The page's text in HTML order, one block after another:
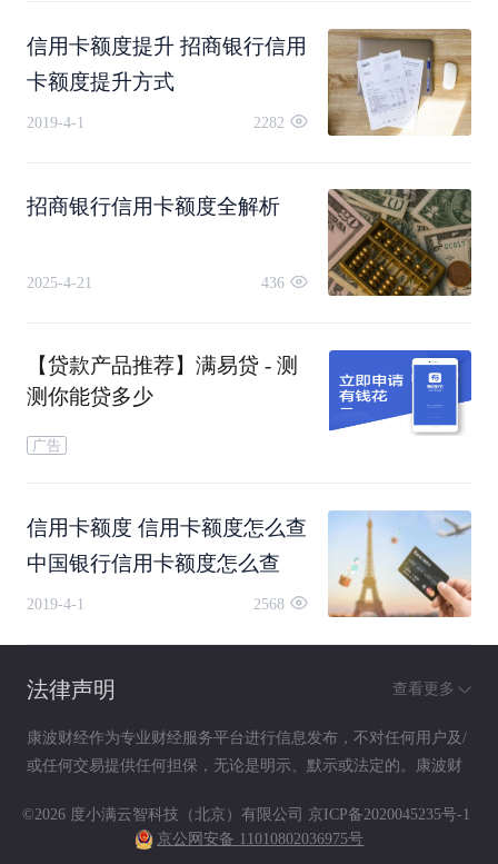
信用卡额度提升 招商银行信用
卡额度提升方式
2019-4-1 2282
招商银行信用卡额度全解析
2025-4-21 436
【贷款产品推荐】满易贷 - 测
测你能贷多少
广告
信用卡额度 信用卡额度怎么查
中国银行信用卡额度怎么查
2019-4-1 2568
法律声明 查看更多
康波财经作为专业财经服务平台进行信息发布，不对任何用户及/
或任何交易提供任何担保，无论是明示、默示或法定的。康波财
链接）仅供参考（如：历史或预期收益不代表实际收益），不作
为任何法律文件，亦不构成任何邀约、投资建议或承诺，用户应
©2026 度小满云智科技（北京）有限公司 京ICP备2020045235号-1
京公网安备 11010802036975号